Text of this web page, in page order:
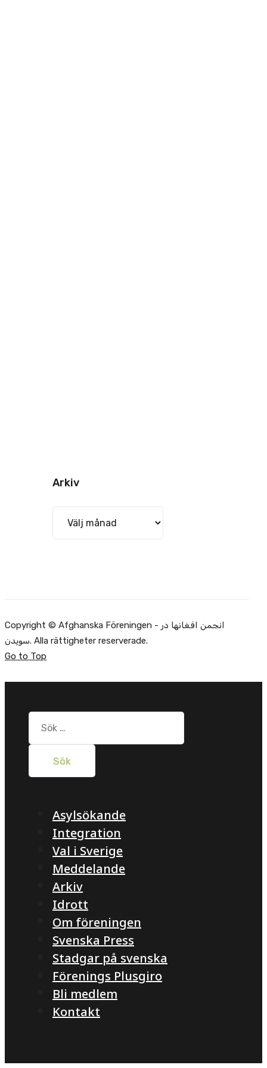
Arkiv
Copyright © Afghanska Föreningen - انجمن افغانها در
سویدن. Alla rättigheter reserverade.
Go to Top
Sök
efter:
Asylsökande
Integration
Val i Sverige
Meddelande
Arkiv
Idrott
Om föreningen
Svenska Press
Stadgar på svenska
Förenings Plusgiro
Bli medlem
Kontakt